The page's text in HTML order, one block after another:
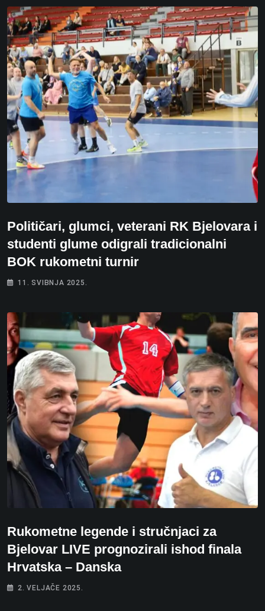
Političari, glumci, veterani RK Bjelovara i
studenti glume odigrali tradicionalni
BOK rukometni turnir
11. SVIBNJA 2025.
Rukometne legende i stručnjaci za
Bjelovar LIVE prognozirali ishod finala
Hrvatska – Danska
2. VELJAČE 2025.